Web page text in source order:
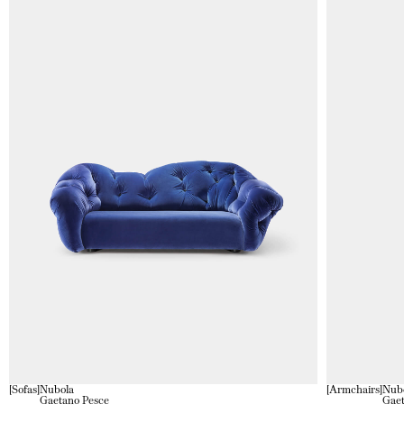
Sofas Nubola
Gaetano Pesce
Armchairs